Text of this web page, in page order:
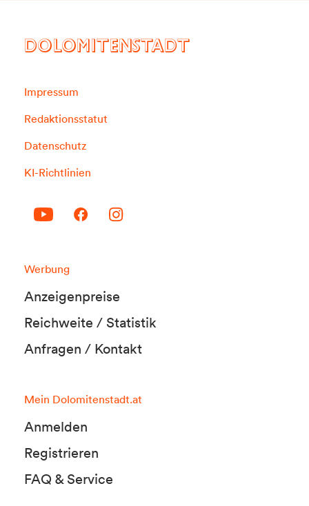
DOLOMITENSTADT
Impressum
Redaktionsstatut
Datenschutz
KI-Richtlinien
Werbung
Anzeigenpreise
Reichweite / Statistik
Anfragen / Kontakt
Mein Dolomitenstadt.at
Anmelden
Registrieren
FAQ & Service